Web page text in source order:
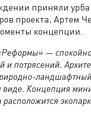
приняли
проекта, Артем
концепции.
—
и потрясений.
виде. Концепция